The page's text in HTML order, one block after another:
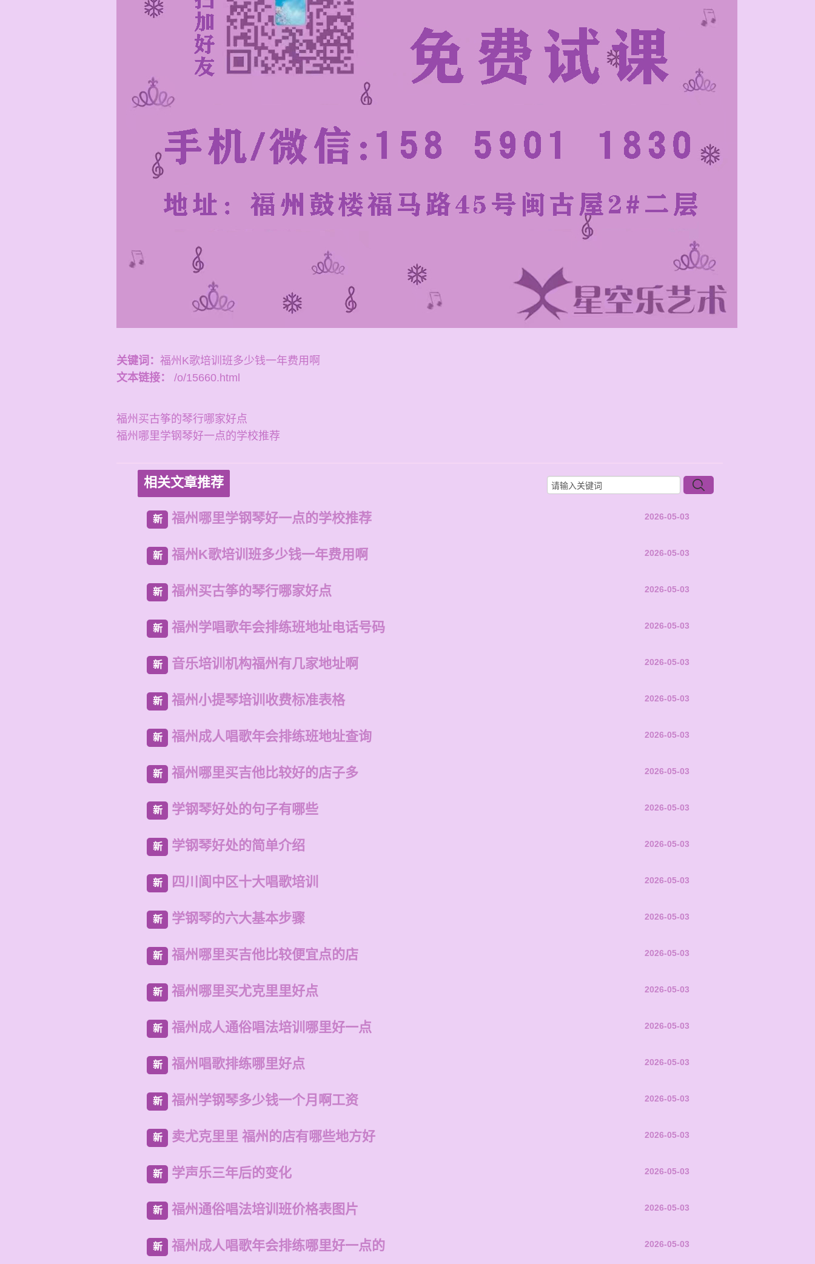
关键词： 福州K歌培训班多少钱一年费用啊
文本链接：
/o/15660.html
福州买古筝的琴行哪家好点
福州哪里学钢琴好一点的学校推荐
相关文章推荐
新 福州哪里学钢琴好一点的学校推荐 2026-05-03
新 福州K歌培训班多少钱一年费用啊 2026-05-03
新 福州买古筝的琴行哪家好点 2026-05-03
新 福州学唱歌年会排练班地址电话号码 2026-05-03
新 音乐培训机构福州有几家地址啊 2026-05-03
新 福州小提琴培训收费标准表格 2026-05-03
新 福州成人唱歌年会排练班地址查询 2026-05-03
新 福州哪里买吉他比较好的店子多 2026-05-03
新 学钢琴好处的句子有哪些 2026-05-03
新 学钢琴好处的简单介绍 2026-05-03
新 四川阆中区十大唱歌培训 2026-05-03
新 学钢琴的六大基本步骤 2026-05-03
新 福州哪里买吉他比较便宜点的店 2026-05-03
新 福州哪里买尤克里里好点 2026-05-03
新 福州成人通俗唱法培训哪里好一点 2026-05-03
新 福州唱歌排练哪里好点 2026-05-03
新 福州学钢琴多少钱一个月啊工资 2026-05-03
新 卖尤克里里 福州的店有哪些地方好 2026-05-03
新 学声乐三年后的变化 2026-05-03
新 福州通俗唱法培训班价格表图片 2026-05-03
新 福州成人唱歌年会排练哪里好一点的 2026-05-03